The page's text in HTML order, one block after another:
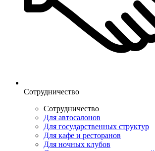
Сотрудничество
Сотрудничество
Для автосалонов
Для государственных структур
Для кафе и ресторанов
Для ночных клубов